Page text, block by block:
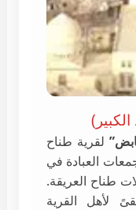
لقرية طناح
العبادة في
طناح العريقة.
لأهل القرية